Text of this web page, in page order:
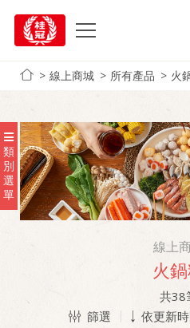
線上商城 所有產品 火
類
別
選
單
線上
火
共38
篩選
依更新